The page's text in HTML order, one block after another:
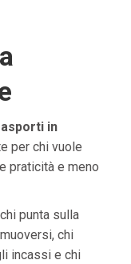
in
per chi vuole
praticità e meno
punta sulla
chi
incassi e chi